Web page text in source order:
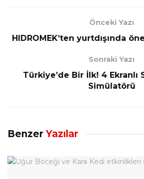
Önceki Yazı
HIDROMEK’ten yurtdışında
Sonraki Yazı
Türkiye’de Bir İlk! 4 Ekranlı
Simülatörü
Benzer Yazılar